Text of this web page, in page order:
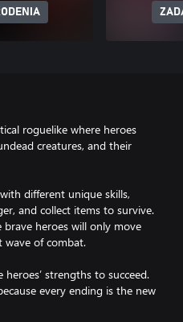
roguelike where heroes
creatures, and their
different unique skills,
and collect items to survive.
brave heroes will only move
wave of combat.
strengths to succeed.
every ending is the new